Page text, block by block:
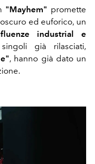
"Mayhem" promette
ed euforico, un
industrial e
già rilasciati,
, hanno già dato un